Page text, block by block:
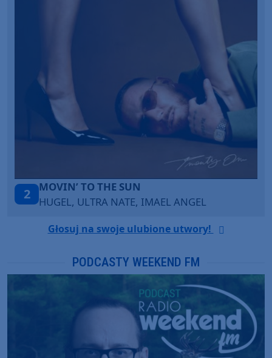
3
ITEPE ITEDE
SANAH
Głosuj na swoje ulubione utwory!
PODCASTY WEEKEND FM